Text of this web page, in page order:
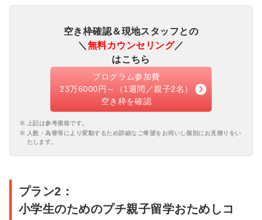
空き枠確認＆現地スタッフとの
＼ 無料カウンセリング／
はこちら
プログラム参加費
23万6000円～（1週間／親子2名）
空き枠を確認
上記は参考価格です。
人数・為替等により変動するため詳細なご希望をお伺いし個別にお見積りをい
たします。
プラン2：
小学生のためのプチ親子留学おためしコ